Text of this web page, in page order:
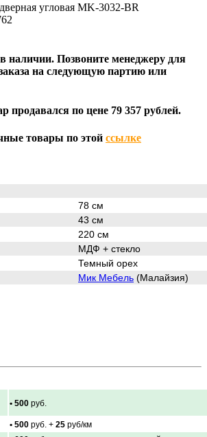
угловая MK-3032-BR
наличии. Позвоните менеджеру для
на следующую партию или
продавался по цене 79 357 рублей.
товары по этой ссылке
78 см
43 см
220 см
МДФ + стекло
Темный орех
Мик Мебель (Малайзия)
• 500 руб.
• 500 руб. + 25 руб/км